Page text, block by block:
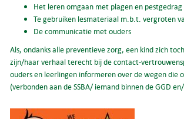
Het leren omgaan met plagen en pestgedrag
Te gebruiken lesmateriaal m.b.t. vergroten
De communicatie met ouders
Als, ondanks alle preventieve zorg, een kind zich
zijn/haar verhaal terecht bij de contact-
ouders en leerlingen informeren over de wegen die
(verbonden aan de SSBA/ iemand binnen de GGD